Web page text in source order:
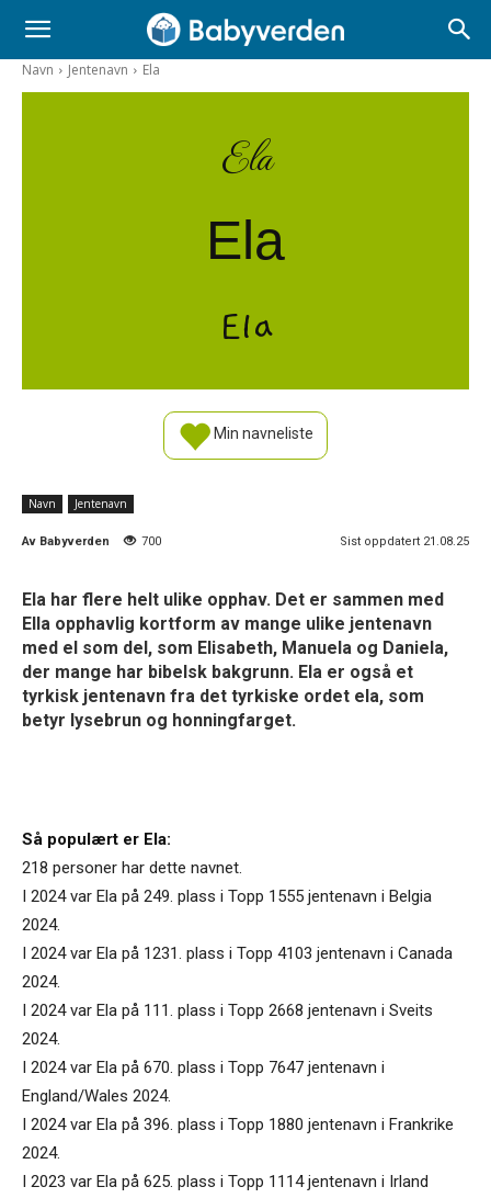
Navn Jentenavn Ela
Ela
Ela
Ela
Min navneliste
Navn Jentenavn
Av Babyverden 700 Sist oppdatert 21.08.25
Ela har flere helt ulike opphav. Det er sammen med
Ella opphavlig kortform av mange ulike jentenavn
med el som del, som Elisabeth, Manuela og Daniela,
der mange har bibelsk bakgrunn. Ela er også et
tyrkisk jentenavn fra det tyrkiske ordet ela, som
betyr lysebrun og honningfarget.
Så populært er Ela:
218 personer har dette navnet.
I 2024 var Ela på 249. plass i Topp 1555 jentenavn i Belgia
2024.
I 2024 var Ela på 1231. plass i Topp 4103 jentenavn i Canada
2024.
I 2024 var Ela på 111. plass i Topp 2668 jentenavn i Sveits
2024.
I 2024 var Ela på 670. plass i Topp 7647 jentenavn i
England/Wales 2024.
I 2024 var Ela på 396. plass i Topp 1880 jentenavn i Frankrike
2024.
I 2023 var Ela på 625. plass i Topp 1114 jentenavn i Irland